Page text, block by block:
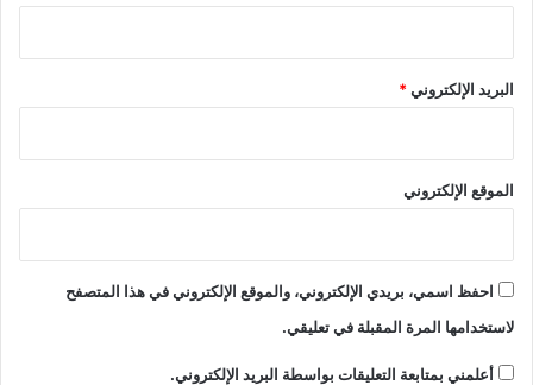
البريد الإلكتروني*
الموقع الإلكتروني
احفظ اسمي، بريدي الإلكتروني، والموقع الإلكتروني في هذا المتصفح
لاستخدامها المرة المقبلة في تعليقي.
أعلمني بمتابعة التعليقات بواسطة البريد الإلكتروني.